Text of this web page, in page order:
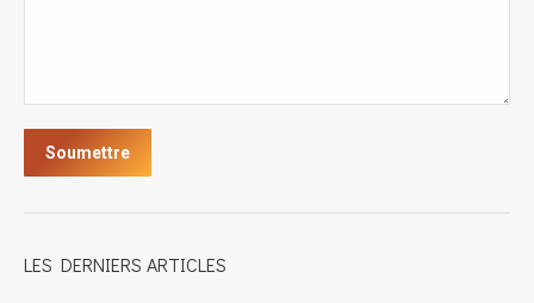
Soumettre
LES DERNIERS ARTICLES